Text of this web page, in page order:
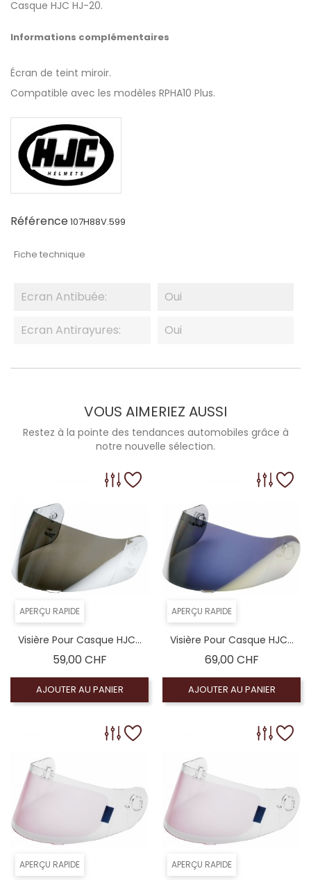
Casque HJC HJ-20.
Informations complémentaires
Écran de teint miroir.
Compatible avec les modèles RPHA10 Plus.
Référence107H88V.599
Fiche technique
Ecran Antibuée: Oui
Ecran Antirayures: Oui
VOUS AIMERIEZ AUSSI
Restez à la pointe des tendances automobiles grâce à
notre nouvelle sélection.
APERÇU RAPIDE
Visière Pour Casque HJC...
59,00 CHFPrix
AJOUTER AU PANIER
APERÇU RAPIDE
Visière Pour Casque HJC...
69,00 CHFPrix
AJOUTER AU PANIER
APERÇU RAPIDE APERÇU RAPIDE